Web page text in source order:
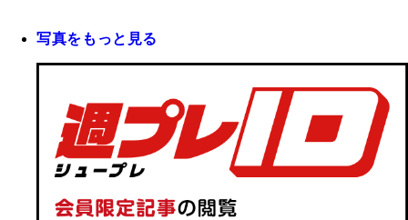
写真をもっと見る